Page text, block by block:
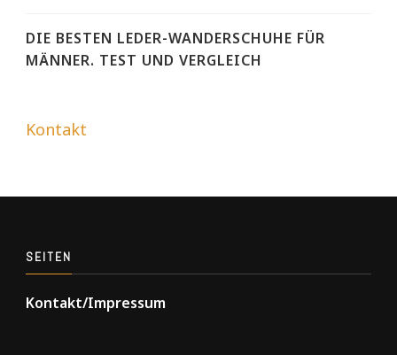
DIE BESTEN LEDER-WANDERSCHUHE FÜR
MÄNNER. TEST UND VERGLEICH
Kontakt
SEITEN
Kontakt/Impressum